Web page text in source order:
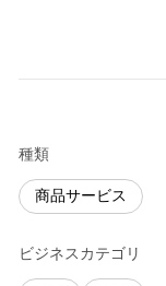
種類
商品サービス
ビジネスカテゴリ